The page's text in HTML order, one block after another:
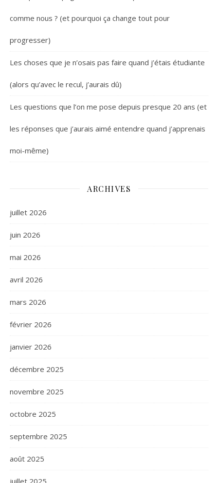
comme nous ? (et pourquoi ça change tout pour
progresser)
Les choses que je n’osais pas faire quand j’étais étudiante
(alors qu’avec le recul, j’aurais dû)
Les questions que l’on me pose depuis presque 20 ans (et
les réponses que j’aurais aimé entendre quand j’apprenais
moi-même)
ARCHIVES
juillet 2026
juin 2026
mai 2026
avril 2026
mars 2026
février 2026
janvier 2026
décembre 2025
novembre 2025
octobre 2025
septembre 2025
août 2025
juillet 2025